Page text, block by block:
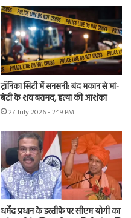
ट्रॉनिका सिटी में सनसनी: बंद मकान से मां-
बेटी के शव बरामद, हत्या की आशंका
27 July 2026 - 2:19 PM
धर्मेंद्र प्रधान के इस्तीफे पर सीएम योगी का